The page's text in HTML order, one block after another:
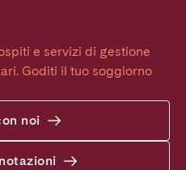
e servizi di gestione
Goditi il tuo soggiorno
noi